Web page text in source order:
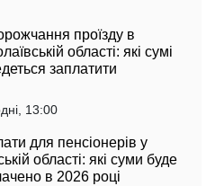
проїзду в
області: які сумі
заплатити
13:00
для пенсіонерів у
області: які суми буде
в 2026 році